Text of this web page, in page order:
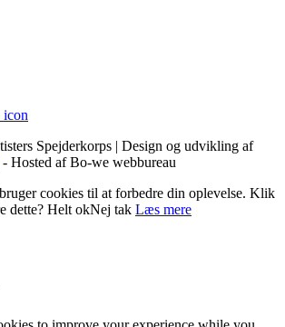
Spejderkorps | Design og udvikling af
- Hosted af Bo-we webbureau
cookies til at forbedre din oplevelse. Klik
dette? Helt okNej tak Læs mere